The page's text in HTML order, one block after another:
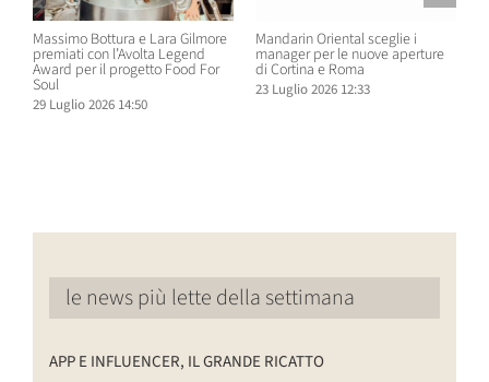
Massimo Bottura e Lara Gilmore
premiati con l’Avolta Legend
Award per il progetto Food For
Soul
29 Luglio 2026 14:50
Mandarin Oriental sceglie i
manager per le nuove aperture
di Cortina e Roma
23 Luglio 2026 12:33
le news più lette della settimana
APP E INFLUENCER, IL GRANDE RICATTO